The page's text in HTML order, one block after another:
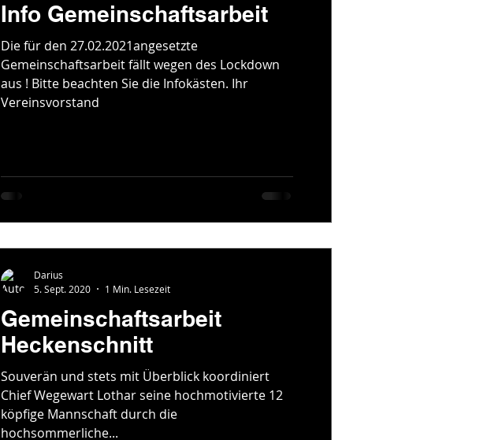
Info Gemeinschaftsarbeit
Die für den 27.02.2021angesetzte
Gemeinschaftsarbeit fällt wegen des Lockdown
aus ! Bitte beachten Sie die Infokästen. Ihr
Vereinsvorstand
Gemeinschaftsarbeit
Heckenschnitt
Souverän und stets mit Überblick koordiniert
Chief Wegewart Lothar seine hochmotivierte 12
köpfige Mannschaft durch die
hochsommerliche...
Darius
5. Sept. 2020
1 Min. Lesezeit